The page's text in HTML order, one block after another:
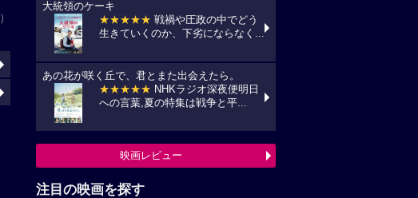
）
大統領のケーキ
★★★★★ 戦禍や圧政の中でどう
生きていくのか、下劣にならなく...
あの花が咲く丘で、君とまた出会えたら。
★★★★★ NHKラジオ深夜便明日
への言葉,夏の特集は戦争と平...
映画レビュー
注目の映画を探す